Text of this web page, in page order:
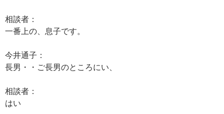
相談者：
一番上の、息子です。
今井通子：
長男・・ご長男のところにい、
相談者：
はい